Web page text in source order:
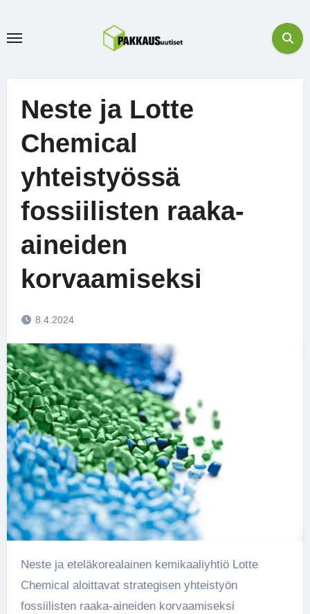
Neste ja Lotte
Chemical
yhteistyössä
fossiilisten raaka-
aineiden
korvaamiseksi
8.4.2024
Neste ja eteläkorealainen kemikaaliyhtiö Lotte
Chemical aloittavat strategisen yhteistyön
fossiilisten raaka-aineiden korvaamiseksi